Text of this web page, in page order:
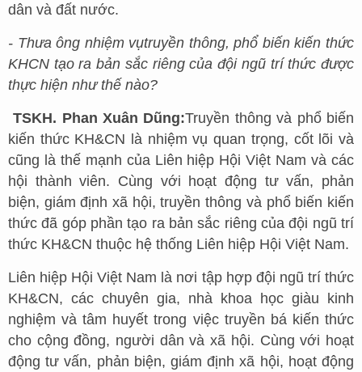
dân và đất nước.
- Thưa ông nhiệm vụtruyền thông, phổ biến kiến thức
KHCN tạo ra bản sắc riêng của đội ngũ trí thức được
thực hiện như thế nào?
TSKH. Phan Xuân Dũng:Truyền thông và phổ biến
kiến thức KH&CN là nhiệm vụ quan trọng, cốt lõi và
cũng là thế mạnh của Liên hiệp Hội Việt Nam và các
hội thành viên. Cùng với hoạt động tư vấn, phản
biện, giám định xã hội, truyền thông và phổ biến kiến
thức đã góp phần tạo ra bản sắc riêng của đội ngũ trí
thức KH&CN thuộc hệ thống Liên hiệp Hội Việt Nam.
Liên hiệp Hội Việt Nam là nơi tập hợp đội ngũ trí thức
KH&CN, các chuyên gia, nhà khoa học giàu kinh
nghiệm và tâm huyết trong việc truyền bá kiến thức
cho cộng đồng, người dân và xã hội. Cùng với hoạt
động tư vấn, phản biện, giám định xã hội, hoạt động